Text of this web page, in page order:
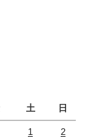
土 日
1 2